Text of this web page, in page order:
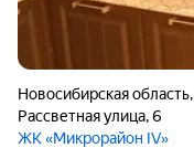
Новосибирская область,
Рассветная улица,6
ЖК «Микрорайон IV»